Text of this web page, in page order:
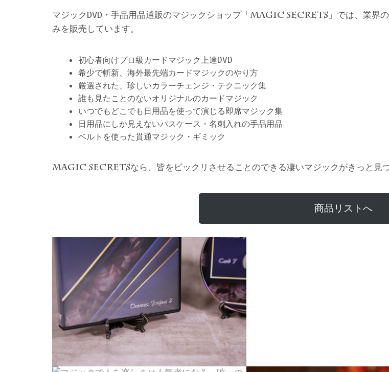
マジックDVD・手品用品通販のマジックショップ「 MAGIC SECRETS 」では、業界
みを販売しています。
初心者向けプロ級カードマジック上達DVD
希少で斬新、海外最先端カードマジックのやり方
厳選された、珍しいカラーチェンジ・テクニック集
誰も見たことのないオリジナルのカードマジック
いつでもどこでも日用品を使って演じる即席マジック集
日用品にしか見えないパスケース・名刺入れの手品用品
ベルトを使った貫通マジック・ギミック
MAGIC SECRETSなら、皆をビックリさせることのできる凄いマジックがきっと見つ
商品リストへ